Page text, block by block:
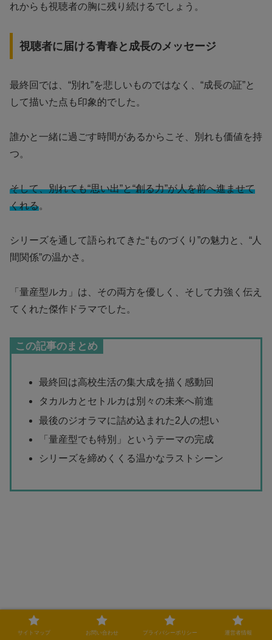
れからも視聴者の胸に残り続けるでしょう。
視聴者に届ける青春と成長のメッセージ
最終回では、“別れ”を悲しいものではなく、“成長の証”と
して描いた点も印象的でした。
誰かと一緒に過ごす時間があるからこそ、別れも価値を持
つ。
そして、別れても“思い出”と“創る力”が人を前へ進ませて
くれる。
シリーズを通して語られてきた“ものづくり”の魅力と、“人
間関係”の温かさ。
「量産型ルカ」は、その両方を優しく、そして力強く伝え
てくれた傑作ドラマでした。
この記事のまとめ
最終回は高校生活の集大成を描く感動回
タカルカとセトルカは別々の未来へ前進
最後のジオラマに詰め込まれた2人の想い
「量産型でも特別」というテーマの完成
シリーズを締めくくる温かなラストシーン
サイトマップ お問い合わせ プライバシーポリシー 運営者情報